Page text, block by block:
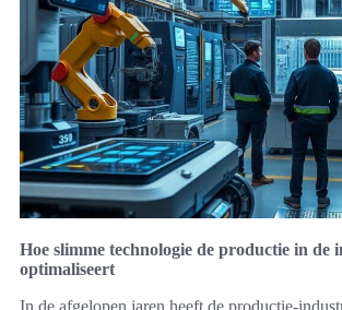
Hoe slimme technologie de productie in de
optimaliseert
In de afgelopen jaren heeft de productie-